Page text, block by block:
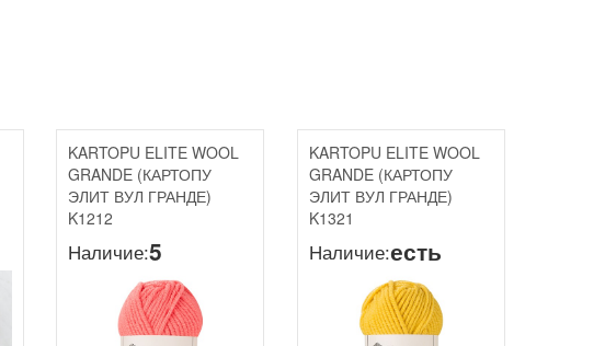
KARTOPU ELITE WOOL
GRANDE (КАРТОПУ
ЭЛИТ ВУЛ ГРАНДЕ)
K1212
Наличие:5
KARTOPU ELITE WOOL
GRANDE (КАРТОПУ
ЭЛИТ ВУЛ ГРАНДЕ)
K1321
Наличие:есть